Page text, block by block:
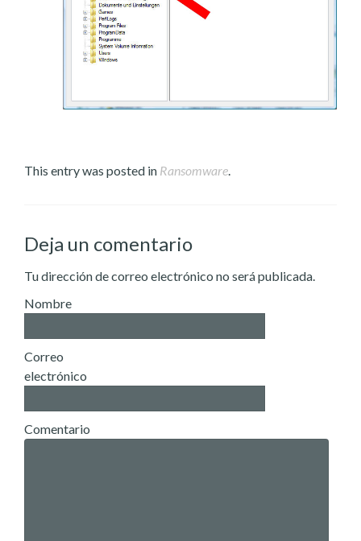
This entry was posted in Ransomware.
Deja un comentario
Tu dirección de correo electrónico no será publicada.
Nombre
Correo
electrónico
Comentario